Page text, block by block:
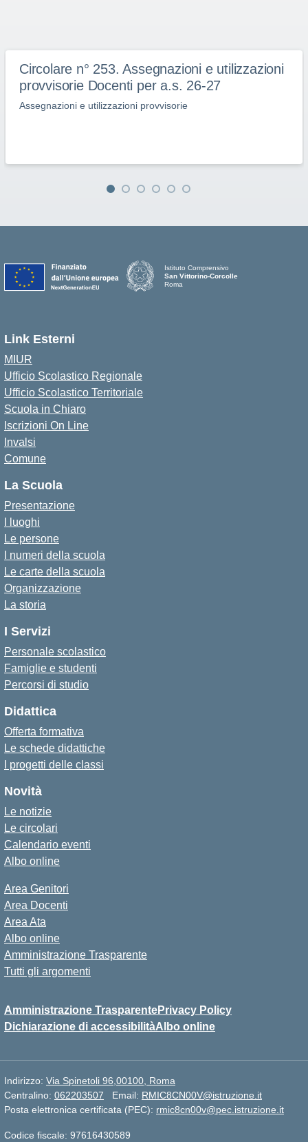
Circolare n° 253. Assegnazioni e utilizzazioni
provvisorie Docenti per a.s. 26-27
Assegnazioni e utilizzazioni provvisorie
Istituto Comprensivo
San Vittorino-Corcolle
Roma
Link Esterni
MIUR
Ufficio Scolastico Regionale
Ufficio Scolastico Territoriale
Scuola in Chiaro
Iscrizioni On Line
Invalsi
Comune
La Scuola
Presentazione
I luoghi
Le persone
I numeri della scuola
Le carte della scuola
Organizzazione
La storia
I Servizi
Personale scolastico
Famiglie e studenti
Percorsi di studio
Didattica
Offerta formativa
Le schede didattiche
I progetti delle classi
Novità
Le notizie
Le circolari
Calendario eventi
Albo online
Area Genitori
Area Docenti
Area Ata
Albo online
Amministrazione Trasparente
Tutti gli argomenti
Amministrazione TrasparentePrivacy Policy
Dichiarazione di accessibilitàAlbo online
Indirizzo: Via Spinetoli 96,00100, Roma
Centralino: 062203507 Email: RMIC8CN00V@istruzione.it
Posta elettronica certificata (PEC): rmic8cn00v@pec.istruzione.it
Codice fiscale: 97616430589